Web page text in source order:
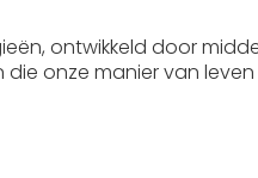
ontwikkeld door
onze manier van